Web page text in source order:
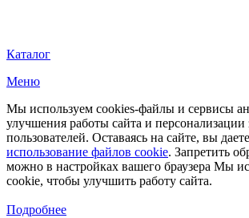
Каталог
Меню
Мы используем cookies-файлы и сервисы
улучшения работы сайта и персонализации
пользователей. Оставаясь на сайте, вы даете
использование файлов cookie. Запретить
можно в настройках вашего браузера Мы
cookie, чтобы улучшить работу сайта.
Подробнее